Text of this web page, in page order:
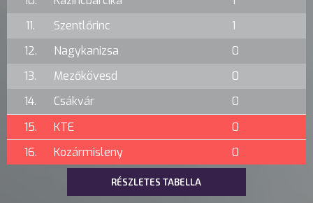
11.
Szentlőrinc
1
12.
Nagykanizsa
0
13.
Mezőkövesd
0
14.
Csákvár
0
15.
KTE
0
16.
Kozármisleny 0
RÉSZLETES TABELLA